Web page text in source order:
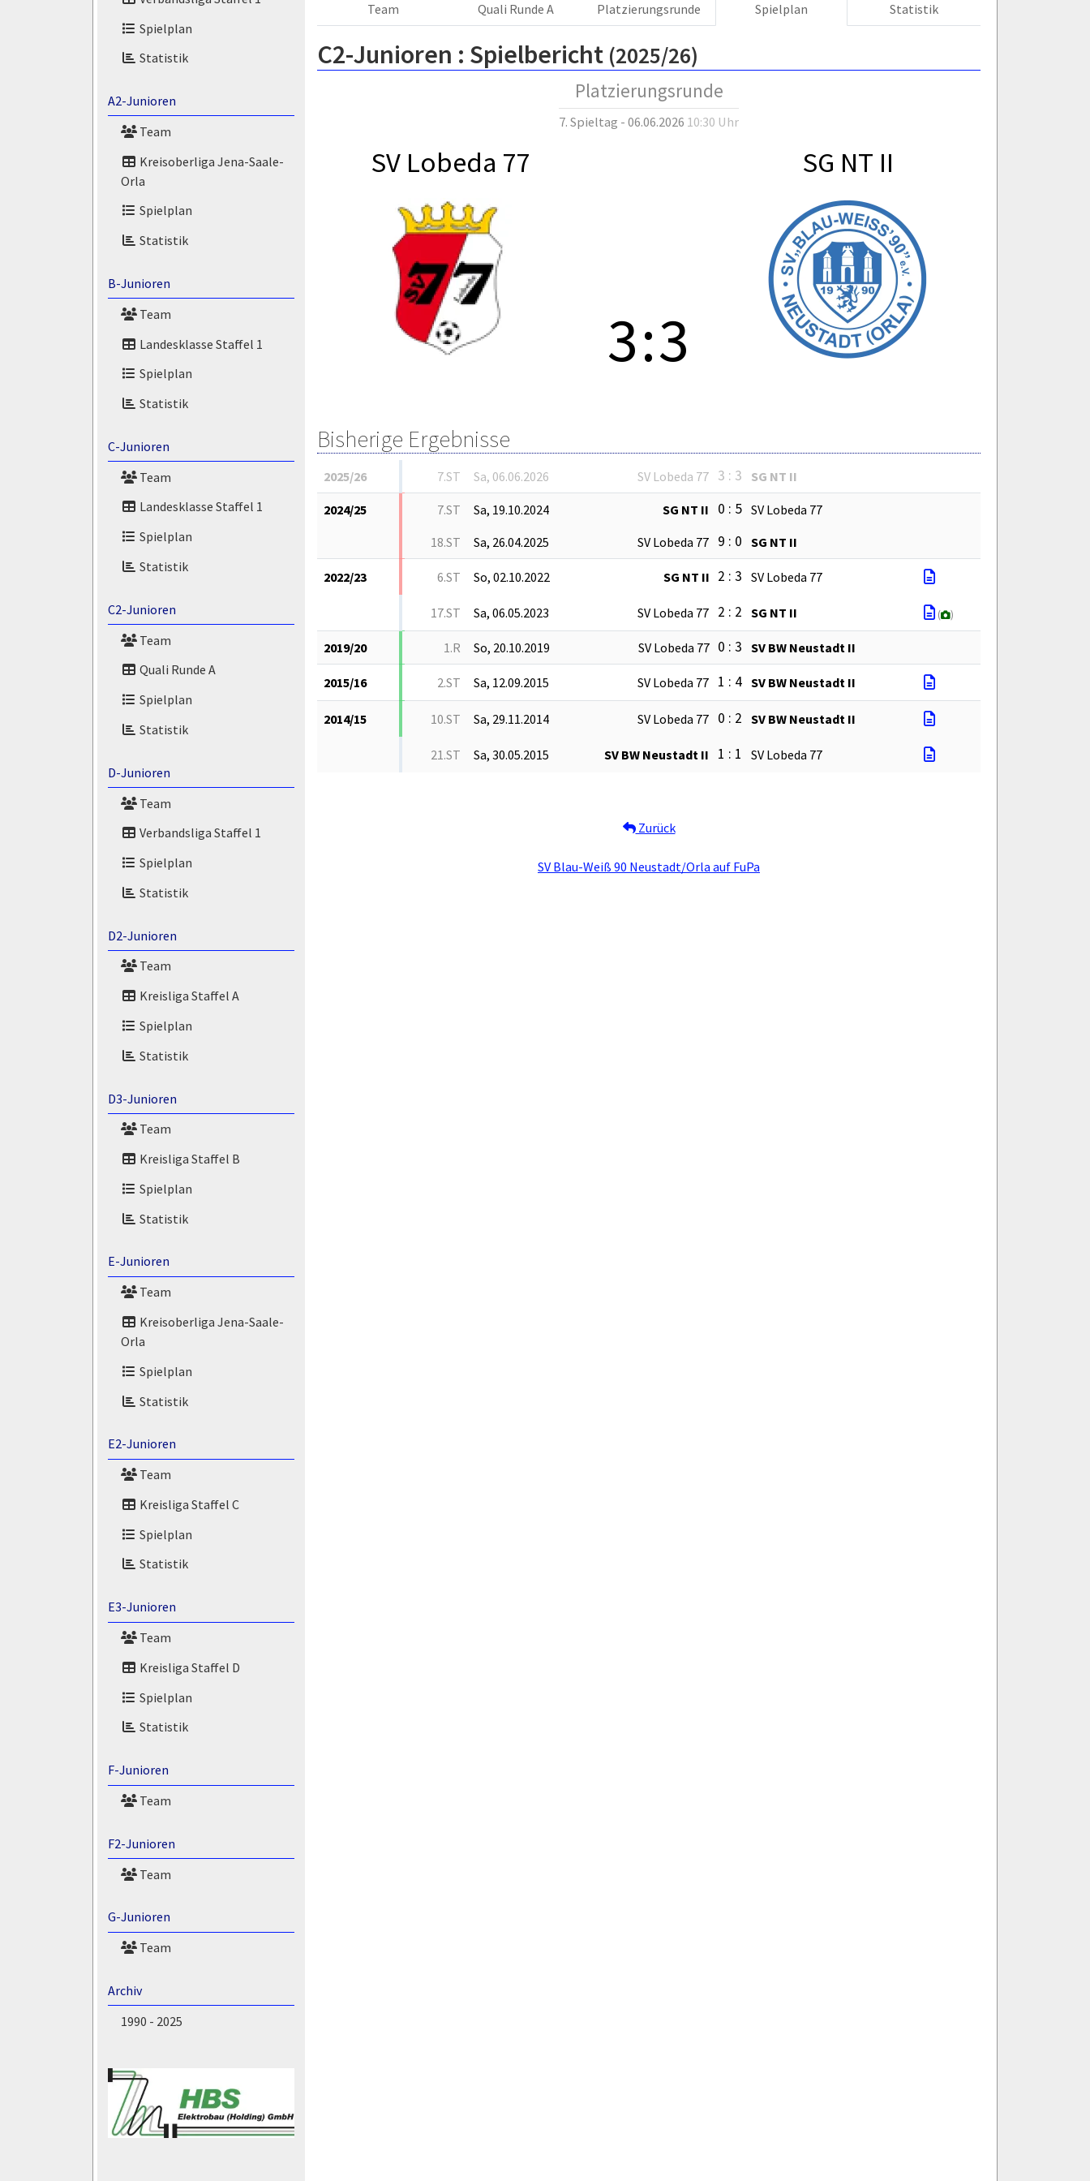
Spielplan
Statistik
A2-Junioren
Team
Kreisoberliga Jena-Saale-
Orla
Spielplan
Statistik
B-Junioren
Team
Landesklasse Staffel 1
Spielplan
Statistik
C-Junioren
Team
Landesklasse Staffel 1
Spielplan
Statistik
C2-Junioren
Team
Quali Runde A
Spielplan
Statistik
D-Junioren
Team
Verbandsliga Staffel 1
Spielplan
Statistik
D2-Junioren
Team
Kreisliga Staffel A
Spielplan
Statistik
D3-Junioren
Team
Kreisliga Staffel B
Spielplan
Statistik
E-Junioren
Team
Kreisoberliga Jena-Saale-
Orla
Spielplan
Statistik
E2-Junioren
Team
Kreisliga Staffel C
Spielplan
Statistik
E3-Junioren
Team
Kreisliga Staffel D
Spielplan
Statistik
F-Junioren
Team
F2-Junioren
Team
G-Junioren
Team
Archiv
1990 - 2025
Team Quali Runde A Platzierungsrunde Spielplan Statistik
C2-Junioren : Spielbericht (2025/26)
Platzierungsrunde
7. Spieltag - 06.06.2026 10:30 Uhr
SV Lobeda 77 SG NT II
3:3
Bisherige Ergebnisse
2025/26 7.ST Sa, 06.06.2026 SV Lobeda 77 3 : 3 SG NT II
2024/25 7.ST Sa, 19.10.2024 SG NT II 0 : 5 SV Lobeda 77
18.ST
Sa, 26.04.2025 SV Lobeda 77 9 : 0 SG NT II
2022/23 6.ST So, 02.10.2022 SG NT II 2 : 3 SV Lobeda 77
17.ST Sa, 06.05.2023 SV Lobeda 77 2 : 2 SG NT II ( )
2019/20 1.R So, 20.10.2019 SV Lobeda 77 0 : 3 SV BW Neustadt II
2015/16 2.ST Sa, 12.09.2015 SV Lobeda 77 1 : 4 SV BW Neustadt II
2014/15 10.ST Sa, 29.11.2014 SV Lobeda 77 0 : 2 SV BW Neustadt II
21.ST Sa, 30.05.2015 SV BW Neustadt II 1 : 1 SV Lobeda 77
Zurück
SV Blau-Weiß 90 Neustadt/Orla auf FuPa